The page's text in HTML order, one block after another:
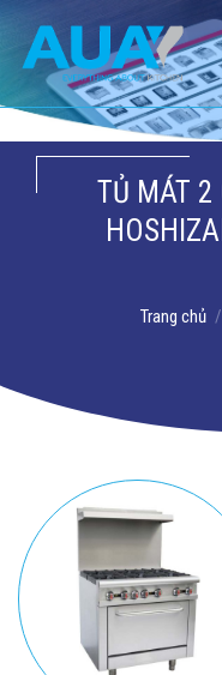
dung
TỦ MÁT
Trang chủ /